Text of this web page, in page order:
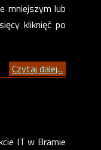
mniejszym lub
kliknięć po
Czytaj dalej...
IT w Bramie